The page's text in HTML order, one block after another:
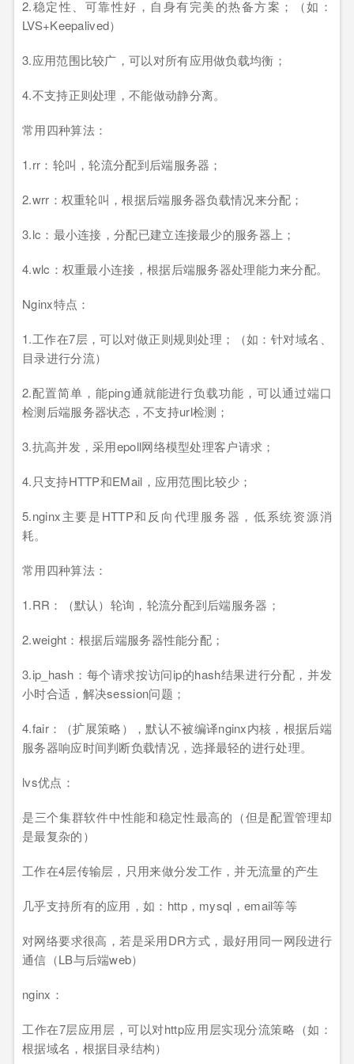
2.稳定性、可靠性好，自身有完美的热备方案；（如：
LVS+Keepalived）
3.应用范围比较广，可以对所有应用做负载均衡；
4.不支持正则处理，不能做动静分离。
常用四种算法：
1.rr：轮叫，轮流分配到后端服务器；
2.wrr：权重轮叫，根据后端服务器负载情况来分配；
3.lc：最小连接，分配已建立连接最少的服务器上；
4.wlc：权重最小连接，根据后端服务器处理能力来分配。
Nginx特点：
1.工作在7层，可以对做正则规则处理；（如：针对域名、
目录进行分流）
2.配置简单，能ping通就能进行负载功能，可以通过端口
检测后端服务器状态，不支持url检测；
3.抗高并发，采用epoll网络模型处理客户请求；
4.只支持HTTP和EMail，应用范围比较少；
5.nginx主要是HTTP和反向代理服务器，低系统资源消
耗。
常用四种算法：
1.RR：（默认）轮询，轮流分配到后端服务器；
2.weight：根据后端服务器性能分配；
3.ip_hash：每个请求按访问ip的hash结果进行分配，并发
小时合适，解决session问题；
4.fair：（扩展策略），默认不被编译nginx内核，根据后端
服务器响应时间判断负载情况，选择最轻的进行处理。
lvs优点：
是三个集群软件中性能和稳定性最高的（但是配置管理却
是最复杂的）
工作在4层传输层，只用来做分发工作，并无流量的产生
几乎支持所有的应用，如：http，mysql，email等等
对网络要求很高，若是采用DR方式，最好用同一网段进行
通信（LB与后端web）
nginx：
工作在7层应用层，可以对http应用层实现分流策略（如：
根据域名，根据目录结构）